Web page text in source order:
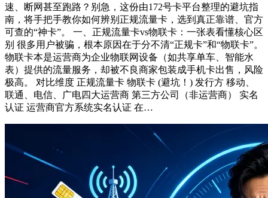
速、断网甚至跑路？别急，这份由172号卡平台整理的避坑指
南，将手把手教你如何辨别正规流量卡，选到真正靠谱、官方
可查的“神卡”。 一、正规流量卡vs物联卡：一张表看懂核心区
别 很多用户被骗，根本原因在于分不清“正规卡”和“物联卡”。
物联卡本是运营商为企业物联网设备（如共享单车、智能水
表）提供的流量服务，却被不良商家包装成手机卡出售，风险
极高。 对比维度 正规流量卡 物联卡 (避坑！) 发行方 移动、
联通、电信、广电四大运营商 第三方公司（非运营商） 实名
认证 运营商官方系统实名认证 在…